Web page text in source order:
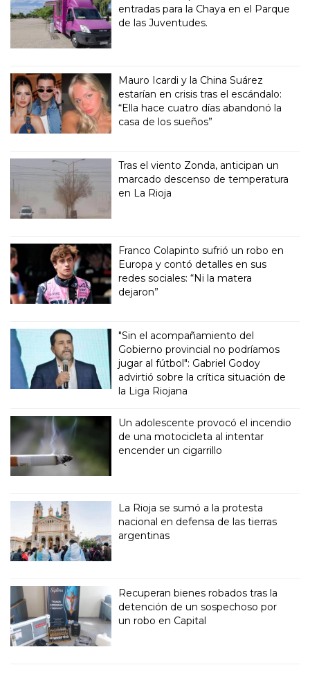
entradas para la Chaya en el Parque
de las Juventudes.
Mauro Icardi y la China Suárez
estarían en crisis tras el escándalo:
“Ella hace cuatro días abandonó la
casa de los sueños”
Tras el viento Zonda, anticipan un
marcado descenso de temperatura
en La Rioja
Franco Colapinto sufrió un robo en
Europa y contó detalles en sus
redes sociales: “Ni la matera
dejaron”
"Sin el acompañamiento del
Gobierno provincial no podríamos
jugar al fútbol": Gabriel Godoy
advirtió sobre la crítica situación de
la Liga Riojana
Un adolescente provocó el incendio
de una motocicleta al intentar
encender un cigarrillo
La Rioja se sumó a la protesta
nacional en defensa de las tierras
argentinas
Recuperan bienes robados tras la
detención de un sospechoso por
un robo en Capital